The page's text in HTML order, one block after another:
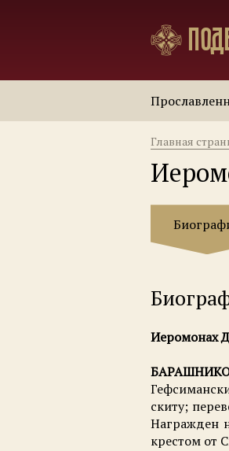
Главная
Иеромонах
скиту;
Награжден
крестом от